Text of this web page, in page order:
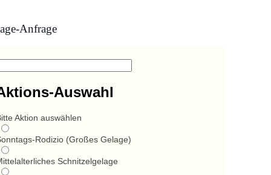
Anfrage
Auswahl
Aktion auswählen
Rodizio (Großes Gelage)
Schnitzelgelage